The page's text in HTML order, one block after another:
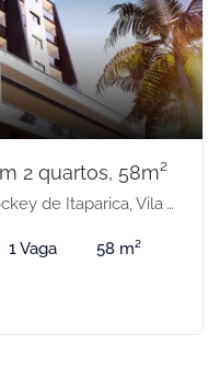
2 quartos, 58m²
Itaparica, Vila Velha-ES
1 Vaga 58 m²